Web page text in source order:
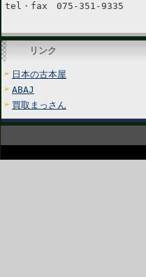
tel・fax 075-351-9335
リンク
日本の古本屋
ABAJ
買取まっさん